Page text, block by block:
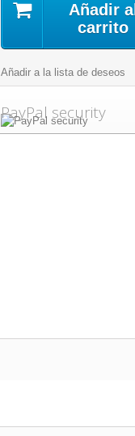
Añadir al
carrito
Añadir a la lista de deseos
PayPal security